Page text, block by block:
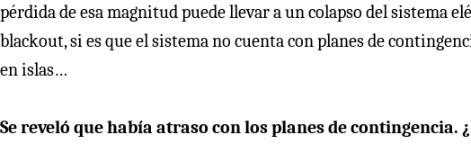
pérdida de esa magnitud puede llevar a un colapso del sistema
blackout, si es que el sistema no cuenta con planes de
en islas…
Se reveló que había atraso con los planes de contingencia.